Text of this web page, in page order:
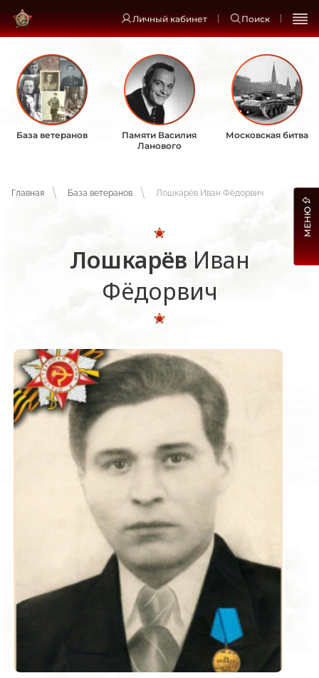
Личный кабинет Поиск
База ветеранов
Памяти Василия
Ланового
Московская битва
Главная База ветеранов Лошкарёв Иван Фёдорвич
Лошкарёв Иван
Фёдорвич
МЕНЮ